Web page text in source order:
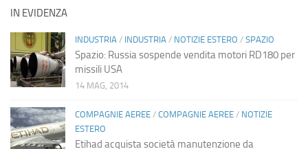
IN EVIDENZA
INDUSTRIA / INDUSTRIA / NOTIZIE ESTERO / SPAZIO
Spazio: Russia sospende vendita motori RD180 per
missili USA
14 MAG, 2014
COMPAGNIE AEREE / COMPAGNIE AEREE / NOTIZIE
ESTERO
Etihad acquista società manutenzione da